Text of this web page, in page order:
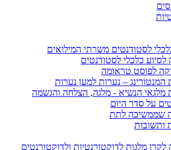
לסטודנטים משרתי המילואים
לסיוע כלכלי לסטודנטים
לפוסט טראומה
המנטורינג – נערות למען נערות
מלגאי הנשיא - מלגה, הצלחה והגשמה
על סדר היום
שממשיכה לתת
ותשובות
לקרן מלגות לדוקטורנטיות ולדוקטורנטים